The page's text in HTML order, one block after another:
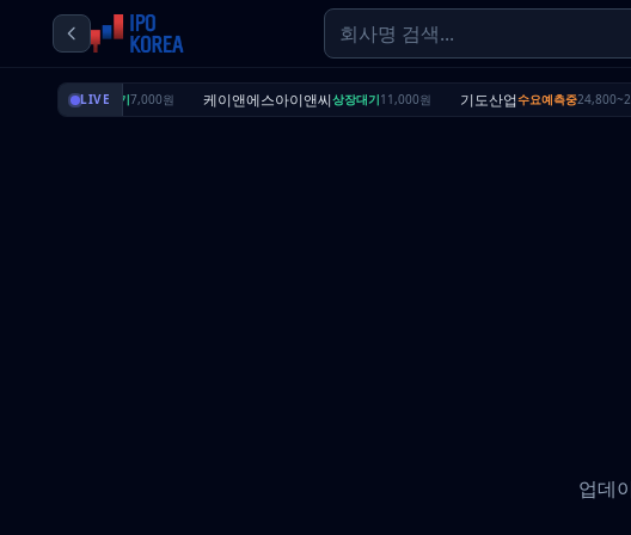
LIVE
딜리셔스상장대기7,000원 케이앤에스아이앤씨상장대기11,000원 기도산업수요예측중
업데